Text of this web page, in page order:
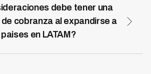
sacrificar tasa de recuperación.
70% mediante automatización
gestión predictiva de carteras
debe tener una
cobranza al expandirse a
en LATAM?